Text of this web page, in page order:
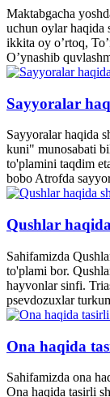
Maktabgacha
uchun oylar haqida
ikkita oy o’rtoq,
O’ynashib
Sayyoralar
Sayyoralar haqida
kuni" munosabati
to'plamini taqdim
bobo Atrofda
Qushlar
Sahifamizda
to'plami bor.
hayvonlar sinfi.
psevdozuxlar
Ona haqida
Sahifamizda ona
Ona haqida tasirli